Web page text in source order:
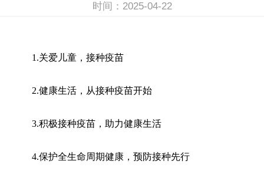
时间： 2025-04-22
1.关爱儿童，接种疫苗
2.健康生活，从接种疫苗开始
3.积极接种疫苗，助力健康生活
4.保护全生命周期健康，预防接种先行